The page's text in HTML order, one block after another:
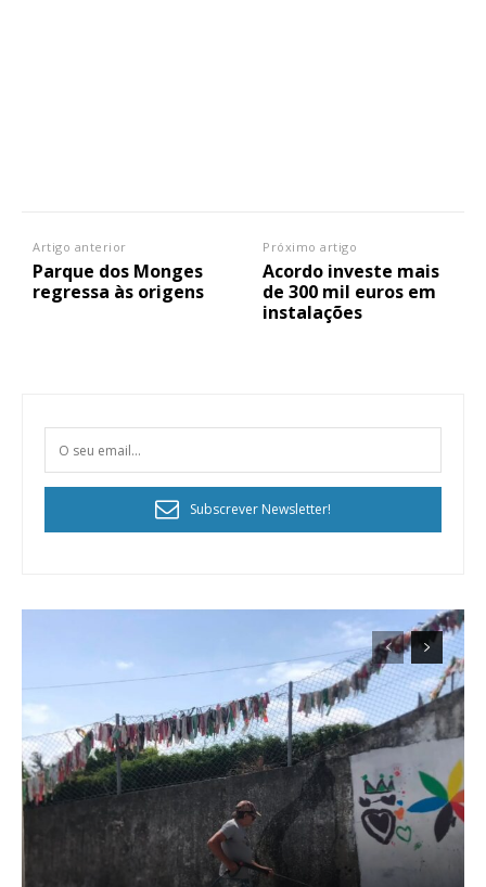
Artigo anterior
Parque dos Monges
regressa às origens
Próximo artigo
Acordo investe mais
de 300 mil euros em
instalações
Subscrever Newsletter!